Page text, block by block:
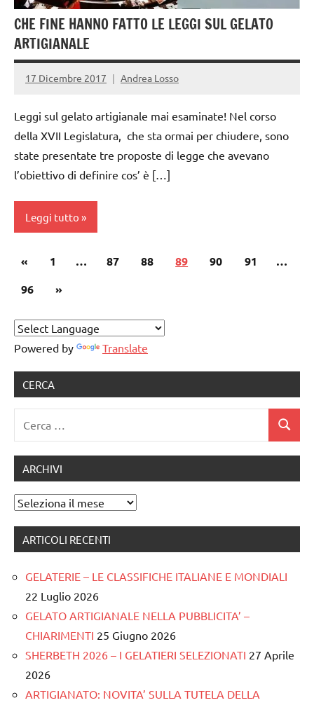
CHE FINE HANNO FATTO LE LEGGI SUL GELATO
ARTIGIANALE
17 Dicembre 2017 Andrea Losso
Leggi sul gelato artigianale mai esaminate! Nel corso
della XVII Legislatura, che sta ormai per chiudere, sono
state presentate tre proposte di legge che avevano
l’obiettivo di definire cos’ è […]
Leggi tutto
gelataio
gelato
Paginazione
degli
«Articolo
1 … 87 88 89 90 91
…
96
Articolo
»
Powered by Translate
CERCA
Cerca
ARCHIVI
Archivi
ARTICOLI RECENTI
GELATERIE – LE CLASSIFICHE ITALIANE E MONDIALI
22 Luglio 2026
GELATO ARTIGIANALE NELLA PUBBLICITA’ –
CHIARIMENTI 25 Giugno 2026
SHERBETH 2026 – I GELATIERI SELEZIONATI 27 Aprile
2026
ARTIGIANATO: NOVITA’ SULLA TUTELA DELLA